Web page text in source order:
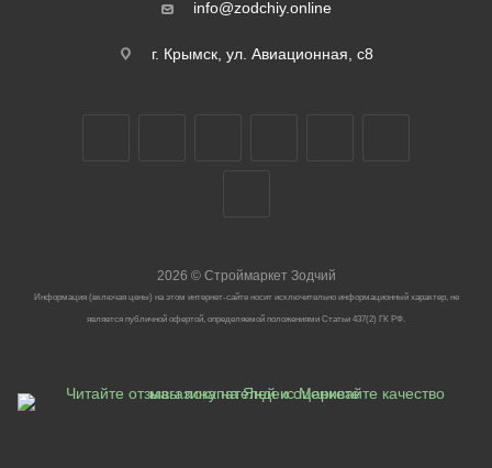
info@zodchiy.online
г. Крымск, ул. Авиационная, с8
2026 ©Строймаркет Зодчий
Информация (включая цены) на этом интернет-сайте носит исключительно информационный характер, не
является публичной офертой, определяемой положениями Статьи 437(2) ГК РФ.